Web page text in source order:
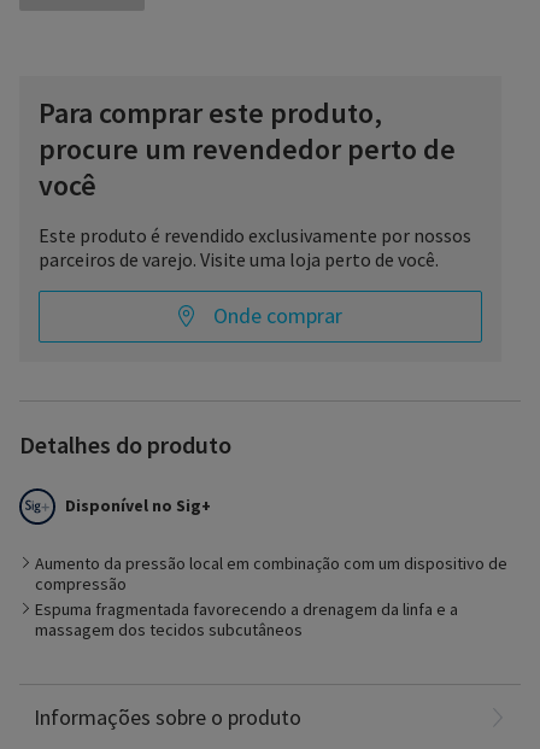
Para comprar este produto,
procure um revendedor perto de
você
Este produto é revendido exclusivamente por nossos
parceiros de varejo. Visite uma loja perto de você.
Onde comprar
Detalhes do produto
Disponível no Sig+
Aumento da pressão local em combinação com um dispositivo de
compressão
Espuma fragmentada favorecendo a drenagem da linfa e a
massagem dos tecidos subcutâneos
Informações sobre o produto
com o Compreboot e sob outros dispositivos ou bandagens
de compressão, Chip Pad Dorsum ajuda a aumentar a pressão
suavizando cicatrizes ou bolsas de edema para o tratamento
de linfedema leve a moderado.